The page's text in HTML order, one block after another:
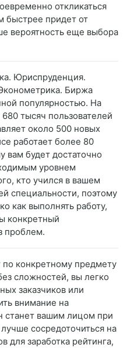
откликаться
быстрее придет от
вероятность еще выбора
Юриспруденция.
Биржа
популярностью. На
тысяч пользователей
около 500 новых
работает более 80
вам будет достаточно
уровнем
кто учился в вашем
специальности, поэтому
как выполнять работу,
конкретный
проблем.
по конкретному предмету
сложностей, вы легко
заказчиков или
внимание на
станет вашим лицом при
сосредоточиться на
для заработка рейтинга,